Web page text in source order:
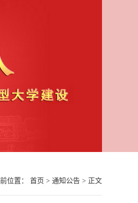
位置： 首页 > 通知公告 > 正文